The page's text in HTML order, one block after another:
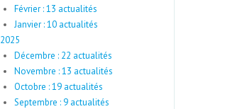
Février : 13 actualités
Janvier : 10 actualités
2025
Décembre : 22 actualités
Novembre : 13 actualités
Octobre : 19 actualités
Septembre : 9 actualités